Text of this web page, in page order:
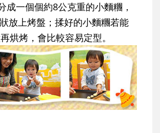
成一個個約8公克重的小麵糰，
放上烤盤；揉好的小麵糰若能
烘烤，會比較容易定型。